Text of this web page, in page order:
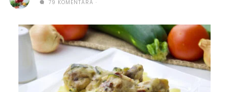
79 KOMENTARA